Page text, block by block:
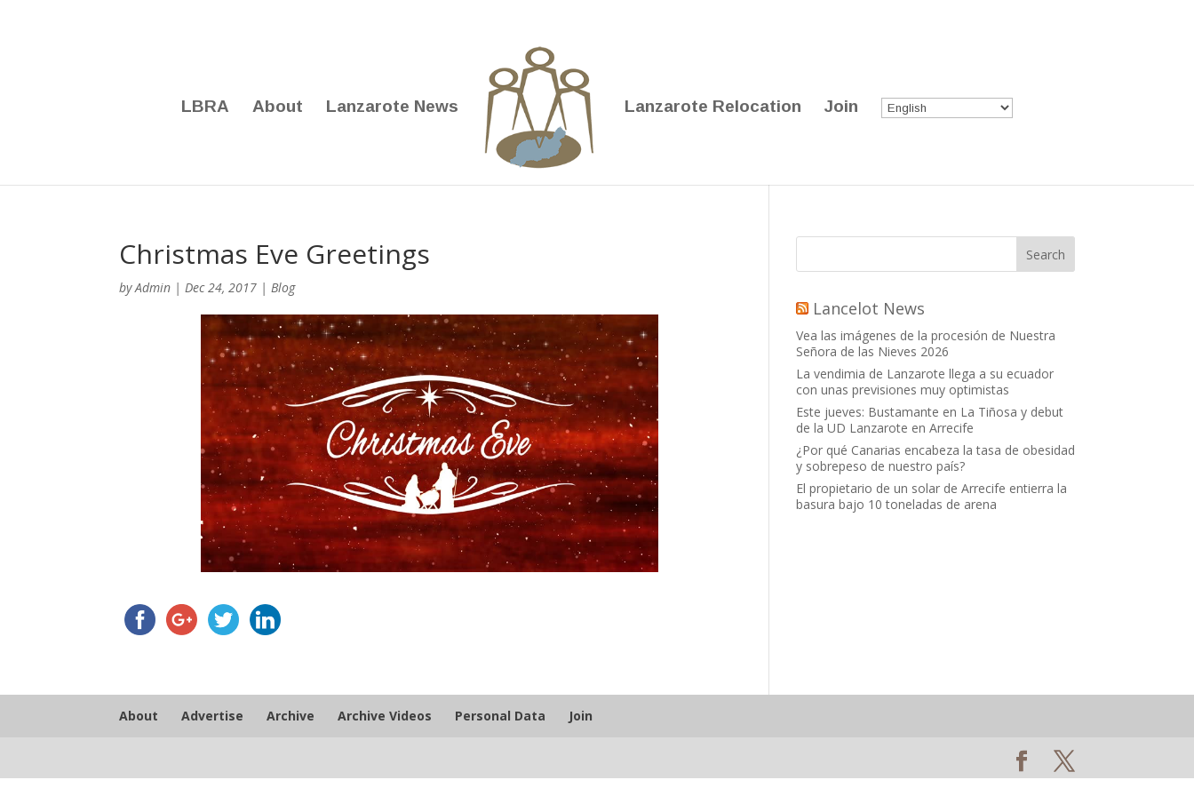
LBRA About Lanzarote News Lanzarote Relocation Join
Christmas Eve Greetings
byAdmin |Dec 24, 2017 |Blog
Lancelot News
Vea las imágenes de la procesión de Nuestra
Señora de las Nieves 2026
La vendimia de Lanzarote llega a su ecuador
con unas previsiones muy optimistas
Este jueves: Bustamante en La Tiñosa y debut
de la UD Lanzarote en Arrecife
¿Por qué Canarias encabeza la tasa de obesidad
y sobrepeso de nuestro país?
El propietario de un solar de Arrecife entierra la
basura bajo 10 toneladas de arena
About Advertise Archive Archive Videos Personal Data Join